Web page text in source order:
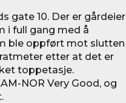
gate 10. Der er gårdeier
i full gang med å
ble oppført mot slutten
etter at det er
toppetasje.
NOR Very Good, og